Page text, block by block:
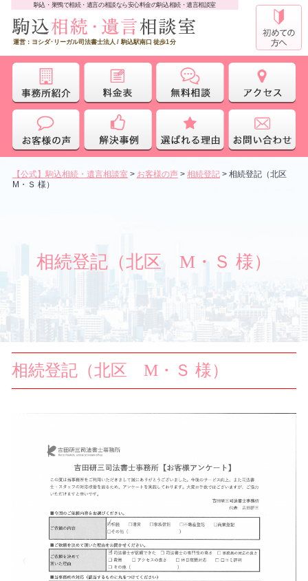
駒込・巣鴨で相続・遺言の相談なら安心料金の駒込相続・遺言相談室
運営：ヨシダ･リーガル司法書士法人 / 駒込駅南口 徒歩1分
【公式】駒込相続・遺言相談室 > お客様の声> 相続登記> 相続登記（北区
M・Ｓ 様）
相続登記（北区 M・Ｓ 様）
相続登記（北区 M・Ｓ 様）